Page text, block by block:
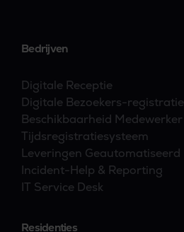
Bedrijven
Digitale Receptie
Digitale Bezoekers-registratie
Beschikbaarheid Medewerker
Tijdsregistratiesysteem
Leveringen Geautomatiseerd
Incident-Help & Reporting
IT Service Desk
Residenties